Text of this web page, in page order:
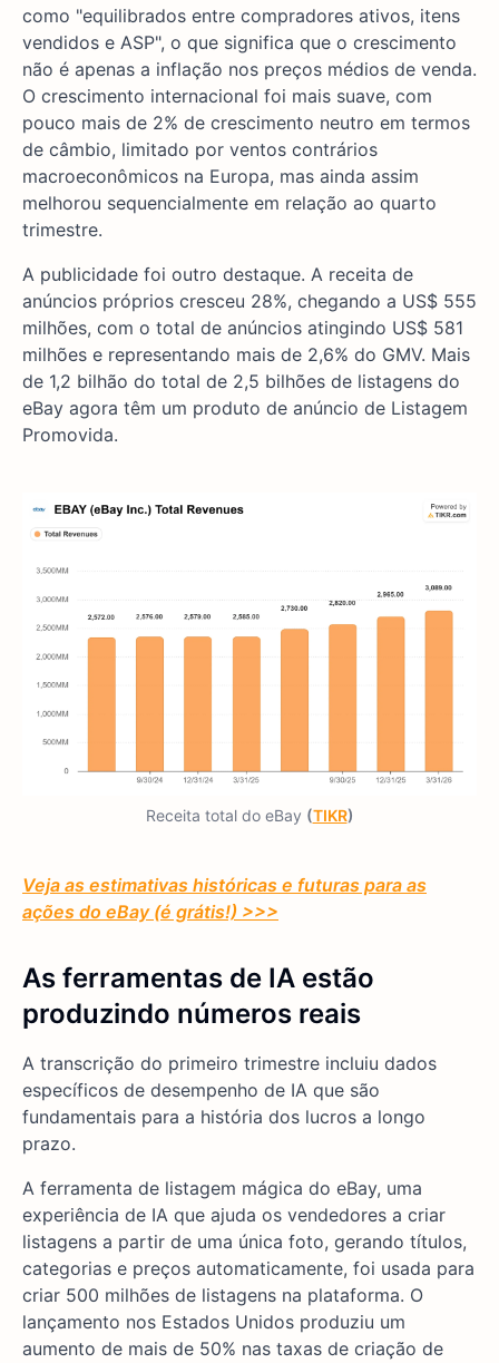
como "equilibrados entre compradores ativos, itens
vendidos e ASP", o que significa que o crescimento
não é apenas a inflação nos preços médios de venda.
O crescimento internacional foi mais suave, com
pouco mais de 2% de crescimento neutro em termos
de câmbio, limitado por ventos contrários
macroeconômicos na Europa, mas ainda assim
melhorou sequencialmente em relação ao quarto
trimestre.
A publicidade foi outro destaque. A receita de
anúncios próprios cresceu 28%, chegando a US$ 555
milhões, com o total de anúncios atingindo US$ 581
milhões e representando mais de 2,6% do GMV. Mais
de 1,2 bilhão do total de 2,5 bilhões de listagens do
eBay agora têm um produto de anúncio de Listagem
Promovida.
Receita total do eBay (TIKR)
Veja as estimativas históricas e futuras para as
ações do eBay (é grátis!) >>>
As ferramentas de IA estão
produzindo números reais
A transcrição do primeiro trimestre incluiu dados
específicos de desempenho de IA que são
fundamentais para a história dos lucros a longo
prazo.
A ferramenta de listagem mágica do eBay, uma
experiência de IA que ajuda os vendedores a criar
listagens a partir de uma única foto, gerando títulos,
categorias e preços automaticamente, foi usada para
criar 500 milhões de listagens na plataforma. O
lançamento nos Estados Unidos produziu um
aumento de mais de 50% nas taxas de criação de